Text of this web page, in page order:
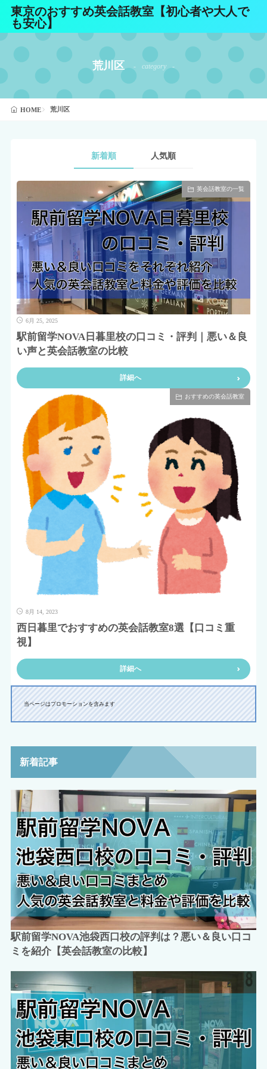
東京のおすすめ英会話教室【初心者や大人で
も安心】
荒川区 category
HOME 荒川区
新着順 人気順
英会話教室の一覧
6月 25, 2025
駅前留学NOVA日暮里校の口コミ・評判｜悪い＆良
い声と英会話教室の比較
詳細へ
おすすめの英会話教室
8月 14, 2023
西日暮里でおすすめの英会話教室8選【口コミ重
視】
詳細へ
当ページはプロモーションを含みます
新着記事
駅前留学NOVA池袋西口校の評判は？悪い＆良い口コ
ミを紹介【英会話教室の比較】